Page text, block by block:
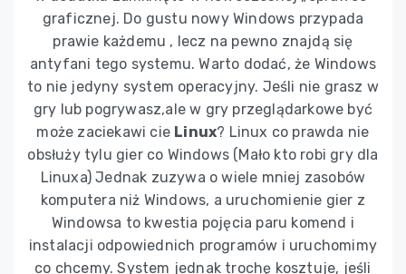
graficznej. Do gustu nowy Windows przypada
prawie każdemu , lecz na pewno znajdą się
antyfani tego systemu. Warto dodać, że Windows
to nie jedyny system operacyjny. Jeśli nie grasz w
gry lub pogrywasz,ale w gry przeglądarkowe być
może zaciekawi cie Linux? Linux co prawda nie
obsłuży tylu gier co Windows (Mało kto robi gry dla
Linuxa) Jednak zuzywa o wiele mniej zasobów
komputera niż Windows, a uruchomienie gier z
Windowsa to kwestia pojęcia paru komend i
instalacji odpowiednich programów i uruchomimy
co chcemy. System jednak trochę kosztuje, jeśli